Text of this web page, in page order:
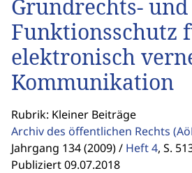
Grundrechts- und
Funktionsschutz
elektronisch
Kommunikation
Rubrik: Kleiner Beiträge
Archiv des öffentlichen Rechts
Jahrgang 134 (2009) / Heft 4, S.
Publiziert 09.07.2018